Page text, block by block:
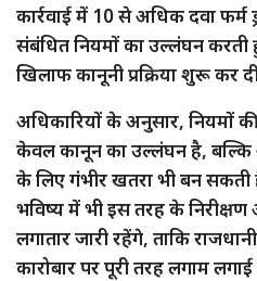
कार्रवाई में 10 से अधिक दवा फर्म
संबंधित नियमों का उल्लंघन करती
खिलाफ कानूनी प्रक्रिया शुरू कर
अधिकारियों के अनुसार, नियमों
केवल कानून का उल्लंघन है,
के लिए गंभीर खतरा भी बन सकती
भविष्य में भी इस तरह के
लगातार जारी रहेंगे, ताकि
कारोबार पर पूरी तरह लगाम